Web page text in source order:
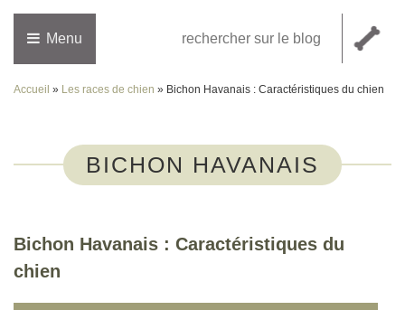
Menu
Accueil » Les races de chien » Bichon Havanais : Caractéristiques du chien
BICHON HAVANAIS
Bichon Havanais : Caractéristiques du
chien